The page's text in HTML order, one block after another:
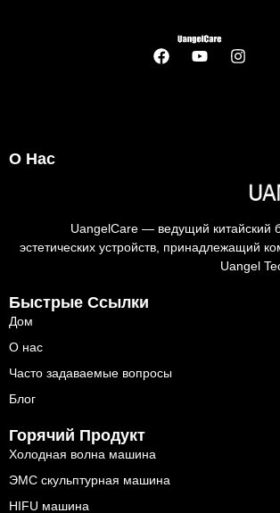
О Нас
UangelCare — ведущий китайский
эстетических устройств, принадлежащий
Uangel
Быстрые Ссылки
Дом
О нас
Часто задаваемые вопросы
Блог
Горячий Продукт
Холодная волна машина
ЭМС скульптурная машина
HIFU машина